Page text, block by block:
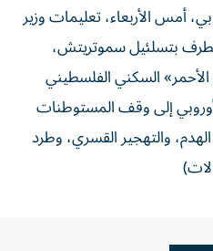
أمس الأربعاء، تعليمات وزير
بتسلئيل سموتريتش،
الأحمر» السكني الفلسطيني
إلى وقف المستوطنات
والتهجير القسري، وطرد